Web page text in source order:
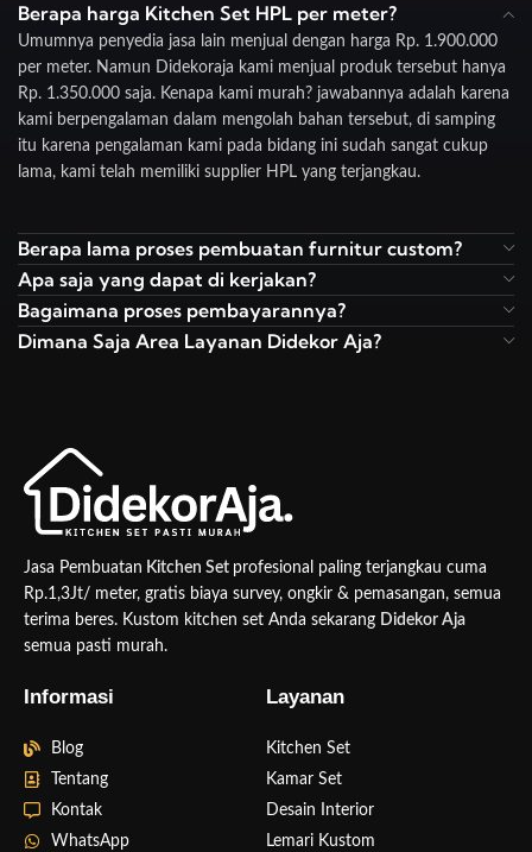
Berapa harga Kitchen Set HPL per meter?
Umumnya penyedia jasa lain menjual dengan harga Rp. 1.900.000
per meter. Namun Didekoraja kami menjual produk tersebut hanya
Rp. 1.350.000 saja. Kenapa kami murah? jawabannya adalah karena
kami berpengalaman dalam mengolah bahan tersebut, di samping
itu karena pengalaman kami pada bidang ini sudah sangat cukup
lama, kami telah memiliki supplier HPL yang terjangkau.
Berapa lama proses pembuatan furnitur custom?
Apa saja yang dapat di kerjakan?
Bagaimana proses pembayarannya?
Dimana Saja Area Layanan Didekor Aja?
Jasa Pembuatan Kitchen Set profesional paling terjangkau cuma
Rp.1,3Jt/ meter, gratis biaya survey, ongkir & pemasangan, semua
terima beres. Kustom kitchen set Anda sekarang Didekor Aja
semua pasti murah.
Informasi
Blog
Tentang
Kontak
WhatsApp
Layanan
Kitchen Set
Kamar Set
Desain Interior
Lemari Kustom